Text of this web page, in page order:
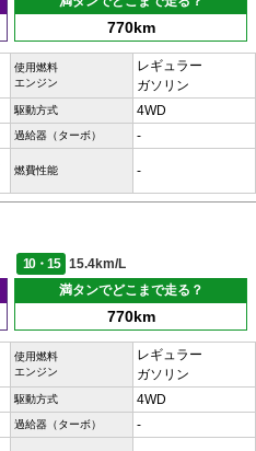
770km
使用燃料
エンジン
レギュラー
ガソリン
駆動方式 4WD
過給器（ターボ） -
燃費性能 -
10・15
15.4km/L
満タンでどこまで走る？
770km
使用燃料
エンジン
レギュラー
ガソリン
駆動方式 4WD
過給器（ターボ） -